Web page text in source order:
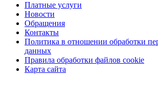
Платные услуги
Новости
Обращения
Контакты
Политика в отношении обработки
данных
Правила обработки файлов cookie
Карта сайта